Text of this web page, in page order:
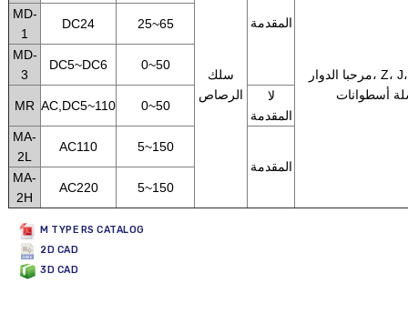
سلك
الرصاص
المقدمة
مرحبا الدوار، Z، J، X، K و A
أسطوانات
MD-
1
DC24 25~65
MD-
3
DC5~DC6 0~50
MR AC,DC5~110 0~50
لا
المقدمة
MA-
2L
AC110
5~150
المقدمة
MA-
2H
AC220 5~150
M TYPE RS CATALOG
2D CAD
3D CAD